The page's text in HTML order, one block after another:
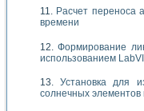
Расчет переноса
времени
Формирование
использованием
Установка для
солнечных элементов